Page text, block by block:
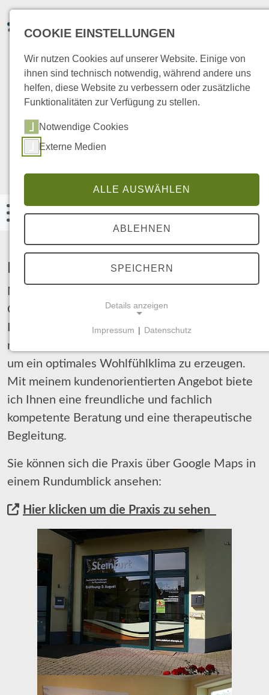
Friedhofstraße 2 | 54550 Daun
Physiotherapie aus Leidenschaft
Meine Praxis befindet sich in der Kur-&
Qualitätsstadt Daun im Herzen der Vulkaneifel.
In meinen Räumlichkeiten wurden viele
natürliche und gesunde Materialien verwendet,
um ein optimales Wohlfühlklima zu erzeugen.
Mit meinem kundenorientierten Angebot biete
ich Ihnen eine freundliche und fachlich
kompetente Beratung und eine therapeutische
Begleitung.
Sie können sich die Praxis über Google Maps in
einem Rundumblick ansehen:
Hier klicken um die Praxis zu sehen
COOKIE EINSTELLUNGEN
Wir nutzen Cookies auf unserer Website. Einige von
ihnen sind technisch notwendig, während andere uns
helfen, diese Website zu verbessern oder zusätzliche
Funktionalitäten zur Verfügung zu stellen.
Notwendige Cookies
Externe Medien
ALLE AUSWÄHLEN
ABLEHNEN
SPEICHERN
Details anzeigen
Notwendige Cookies ermöglichen grundlegende
der Website erforderlich.
Einverständnis-Cookie
Name:
Zweck:
1 Jahr
EXTERNE MEDIEN
Um Inhalte von Videoplattformen und Social Media
Plattformen anzeigen zu können, werden von
diesen externen Medien Cookies gesetzt.
YouTube
Impressum | Datenschutz